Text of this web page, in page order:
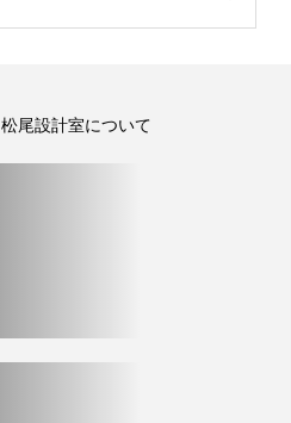
松尾設計室について